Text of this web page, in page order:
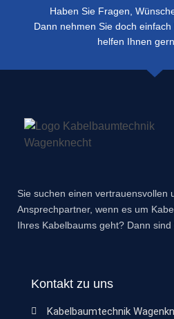
Haben Sie Fragen,
Dann nehmen Sie doch
helfen Ihnen
Sie suchen einen vertrauensvollen
Ansprechpartner, wenn es um
Ihres Kabelbaums geht? Dann
Kontakt zu uns
Kabelbaumtechnik